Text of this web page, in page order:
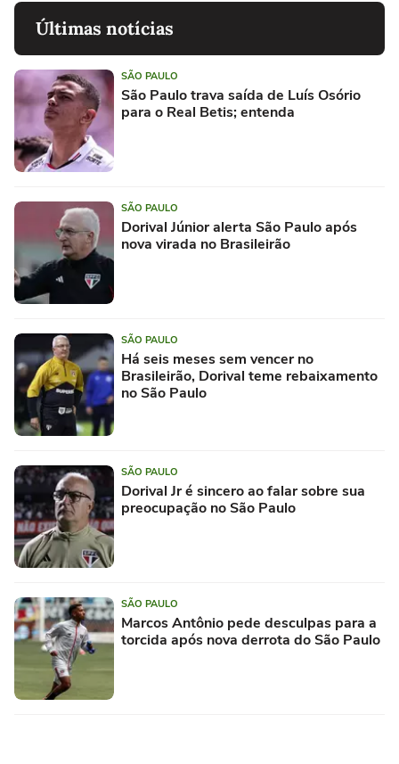
Últimas notícias
SÃO PAULO
São Paulo trava saída de Luís Osório
para o Real Betis; entenda
SÃO PAULO
Dorival Júnior alerta São Paulo após
nova virada no Brasileirão
SÃO PAULO
Há seis meses sem vencer no
Brasileirão, Dorival teme rebaixamento
no São Paulo
SÃO PAULO
Dorival Jr é sincero ao falar sobre sua
preocupação no São Paulo
SÃO PAULO
Marcos Antônio pede desculpas para a
torcida após nova derrota do São Paulo